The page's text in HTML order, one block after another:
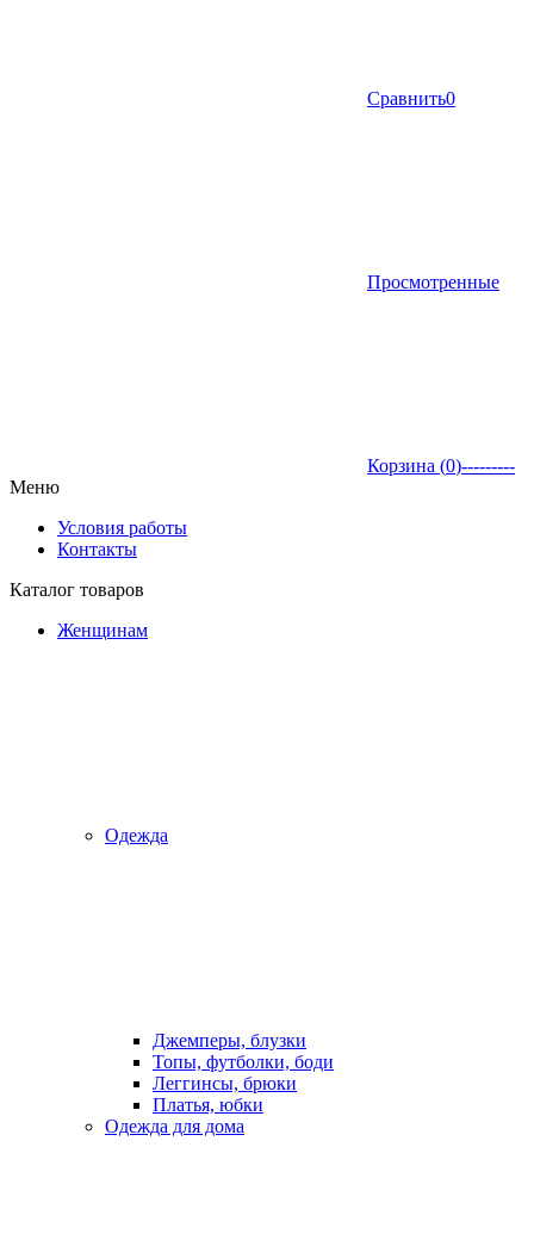
Сравнить0
Просмотренные
Корзина (0)---------
Меню
Условия работы
Контакты
Каталог товаров
Женщинам
Одежда
Джемперы, блузки
Топы, футболки, боди
Леггинсы, брюки
Платья, юбки
Одежда для дома